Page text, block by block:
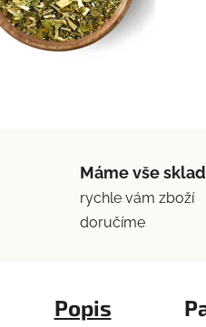
Máme vše
rychle vám zboží
doručíme
Popis